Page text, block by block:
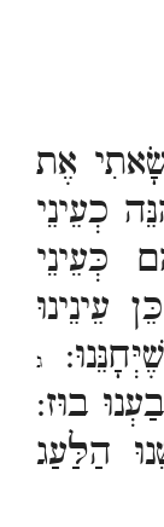
אֶת
כְעֵינֵי
כְּעֵינֵי
ג
בוּז:
הַלַּעַג